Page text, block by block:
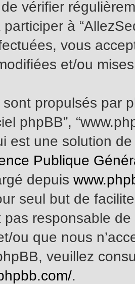
vérifier
à
vous
et/ou
propulsés par
phpBB”,
est une solution
Publique
depuis
seul but de
pas responsable
ou que nous
veuillez
.